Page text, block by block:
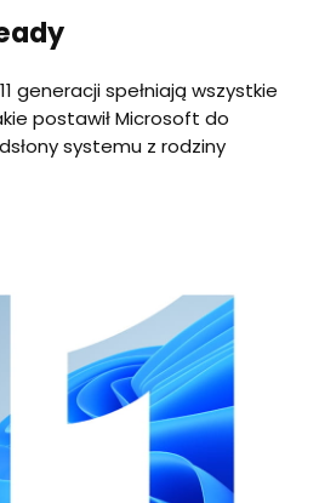
generacji spełniają wszystkie
postawił Microsoft do
systemu z rodziny